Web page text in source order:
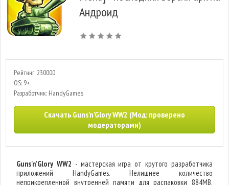
Андроид
Рейтинг: 230000
OS: 9+
Разработчик: HandyGames
Скачать Guns'n'Glory WW2 (Мод: проверено
модераторами)
Guns'n'Glory WW2 - мастерская игра от крутого разработчика
приложений HandyGames. Нелишнее количество
неприкрепленной внутренней памяти для распаковки 884MB,